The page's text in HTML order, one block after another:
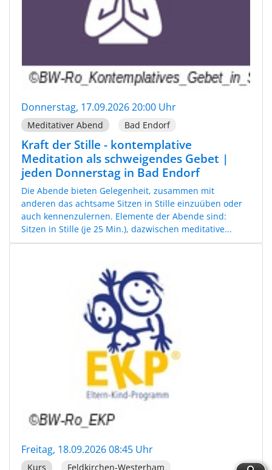
Donnerstag, 17.09.2026 20:00 Uhr
Meditativer Abend Bad Endorf
Kraft der Stille - kontemplative
Meditation als schweigendes Gebet |
jeden Donnerstag in Bad Endorf
Die Abende bieten Gelegenheit, zusammen mit
anderen das achtsame Sitzen in Stille einzuüben oder
auch kennenzulernen. Elemente der Abende sind:
Sitzen in Stille (je 25 Min.), dazwischen meditative...
Freitag, 18.09.2026 08:45 Uhr
Kurs Feldkirchen-Westerham